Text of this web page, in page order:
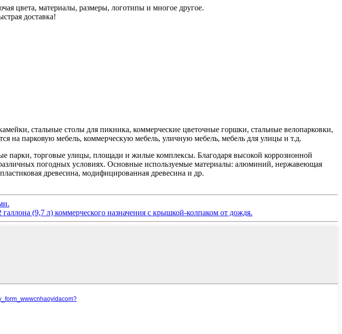
цвета, материалы, размеры, логотипы и многое другое.
доставка!
стальные столы для пикника, коммерческие цветочные горшки, стальные велопарковки,
на парковую мебель, коммерческую мебель, уличную мебель, мебель для улицы и т.д.
парки, торговые улицы, площади и жилые комплексы. Благодаря высокой коррозионной
погодных условиях. Основные используемые материалы: алюминий, нержавеющая
древесина, модифицированная древесина и др.
(9,7 л) коммерческого назначения с крышкой-колпаком от дождя.